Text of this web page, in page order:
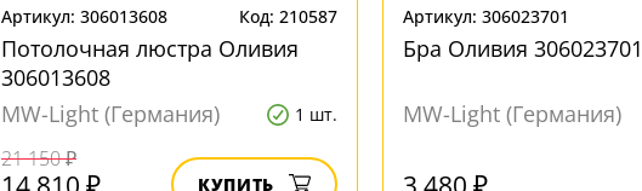
Артикул: 306013608 Код: 210587
Потолочная люстра Оливия
306013608
MW-Light (Германия)
1 шт.
21 150 ₽
КУПИТЬ
Артикул: 306023701
Бра Оливия 306023701
MW-Light (Германия)